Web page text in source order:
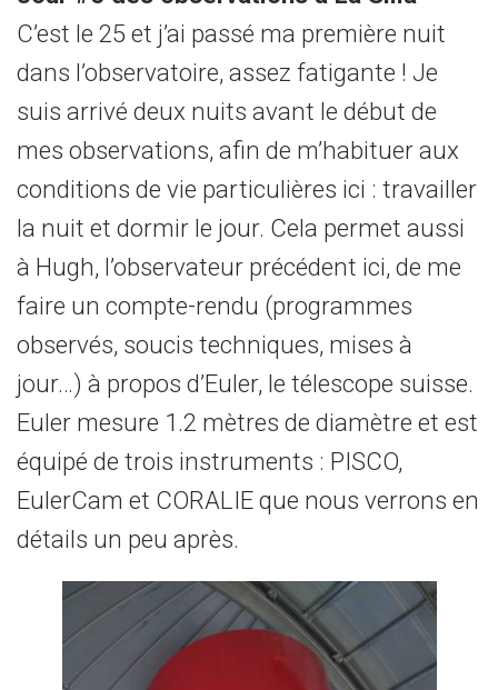
C’est le 25 et j’ai passé ma première nuit
dans l’observatoire, assez fatigante ! Je
suis arrivé deux nuits avant le début de
mes observations, afin de m’habituer aux
conditions de vie particulières ici : travailler
la nuit et dormir le jour. Cela permet aussi
à Hugh, l’observateur précédent ici, de me
faire un compte-rendu (programmes
observés, soucis techniques, mises à
jour…) à propos d’Euler, le télescope suisse.
Euler mesure 1.2 mètres de diamètre et est
équipé de trois instruments : PISCO,
EulerCam et CORALIE que nous verrons en
détails un peu après.